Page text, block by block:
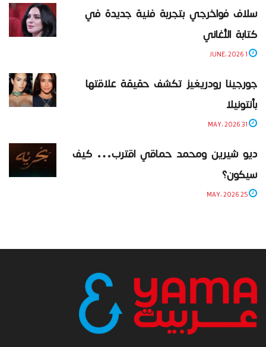
سلاف فواخرجي بتجربة فنية جديدة في
كتابة الأغاني
جورجينا رودريغيز تكشف حقيقة علاقتها
بأنتونيلا
ديو شيرين ومحمد حماقي اقترب… كيف
سيكون؟